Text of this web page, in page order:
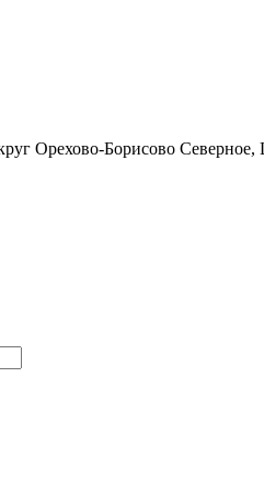
Орехово-Борисово